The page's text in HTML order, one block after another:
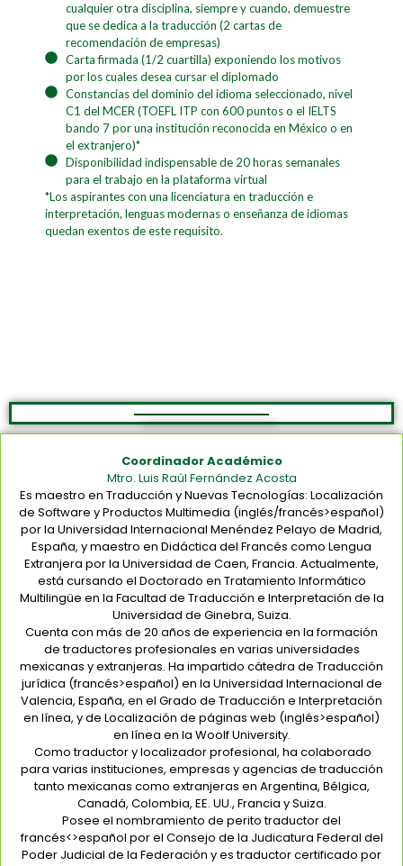
cualquier otra disciplina, siempre y cuando, demuestre
que se dedica a la traducción (2 cartas de
recomendación de empresas)
Carta firmada (1/2 cuartilla) exponiendo los motivos
por los cuales desea cursar el diplomado
Constancias del dominio del idioma seleccionado, nivel
C1 del MCER (TOEFL ITP con 600 puntos o el IELTS
bando 7 por una institución reconocida en México o en
el extranjero)*
Disponibilidad indispensable de 20 horas semanales
para el trabajo en la plataforma virtual
*Los aspirantes con una licenciatura en traducción e
interpretación, lenguas modernas o enseñanza de idiomas
quedan exentos de este requisito.
Coordinador Académico
Mtro. Luis Raúl Fernández Acosta
Es maestro en Traducción y Nuevas Tecnologías: Localización
de Software y Productos Multimedia (inglés/francés>español)
por la Universidad Internacional Menéndez Pelayo de Madrid,
España, y maestro en Didáctica del Francés como Lengua
Extranjera por la Universidad de Caen, Francia. Actualmente,
está cursando el Doctorado en Tratamiento Informático
Multilingüe en la Facultad de Traducción e Interpretación de la
Universidad de Ginebra, Suiza.
Cuenta con más de 20 años de experiencia en la formación
de traductores profesionales en varias universidades
mexicanas y extranjeras. Ha impartido cátedra de Traducción
jurídica (francés>español) en la Universidad Internacional de
Valencia, España, en el Grado de Traducción e Interpretación
en línea, y de Localización de páginas web (inglés>español)
en línea en la Woolf University.
Como traductor y localizador profesional, ha colaborado
para varias instituciones, empresas y agencias de traducción
tanto mexicanas como extranjeras en Argentina, Bélgica,
Canadá, Colombia, EE. UU., Francia y Suiza.
Posee el nombramiento de perito traductor del
francés<>español por el Consejo de la Judicatura Federal del
Poder Judicial de la Federación y es traductor certificado por